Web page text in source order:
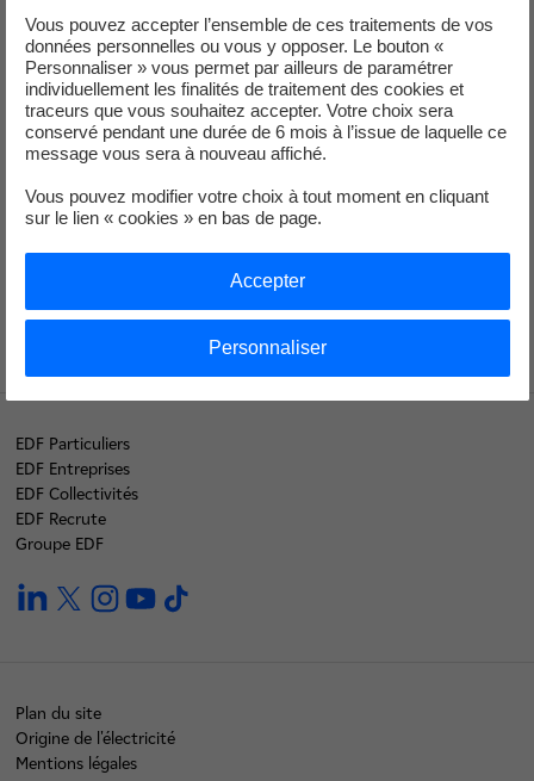
Contacts
EDF en bref
Notre mix électrique
Nos labels
EDF Particuliers
EDF Entreprises
EDF Collectivités
EDF Recrute
Groupe EDF
linkedintwitterinstagramyoutube
Plan du site
Origine de l'électricité
Mentions légales
Vous pouvez accepter l’ensemble de ces traitements de vos
données personnelles ou vous y opposer. Le bouton «
Personnaliser » vous permet par ailleurs de paramétrer
individuellement les finalités de traitement des cookies et
traceurs que vous souhaitez accepter. Votre choix sera
conservé pendant une durée de 6 mois à l’issue de laquelle ce
message vous sera à nouveau affiché.
Vous pouvez modifier votre choix à tout moment en cliquant
sur le lien « cookies » en bas de page.
Personnaliser
Accepter